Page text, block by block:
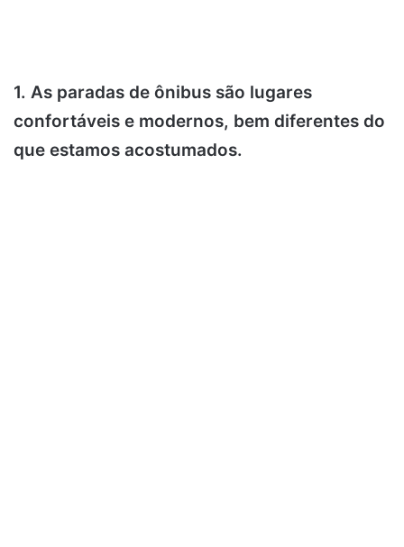
1. As paradas de ônibus são lugares
confortáveis e modernos, bem diferentes do
que estamos acostumados.